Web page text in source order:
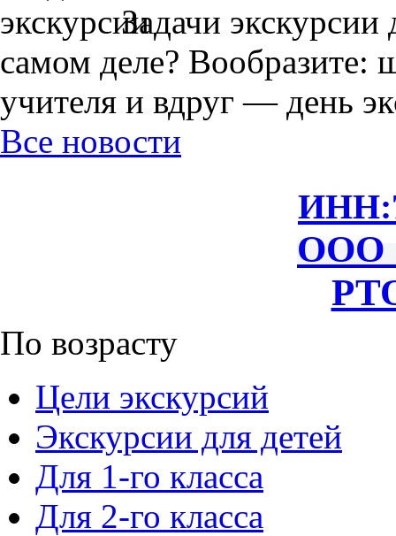
Задачи
самом деле? Вообразите:
учителя и вдруг — день
Все новости
ИНН:
ООО
По возрасту
Цели экскурсий
Экскурсии для детей
Для 1-го класса
Для 2-го класса